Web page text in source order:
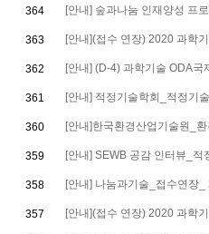
364 [안내] 숲과나눔 인재양성 프
363 [안내](접수 연장) 2020 과학
362 [안내] (D-4) 과학기술 ODA
361 [안내] 적정기술학회_적정기
360 [안내]한국환경산업기술원_
359 [안내] SEWB 공감 인터뷰_
358 [안내] 나눔과기술_접수연장
357 [안내](접수 연장) 2020 과학